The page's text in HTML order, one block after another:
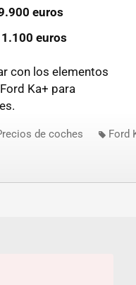
euros
euros
con los elementos
Ka+ para
de coches Ford